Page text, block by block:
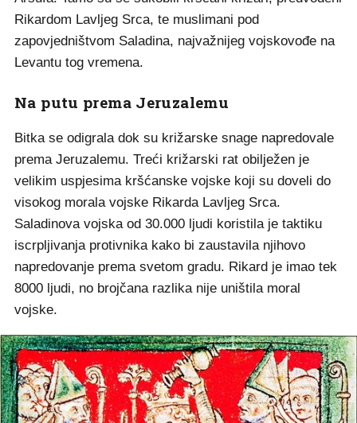
Rikardom Lavljeg Srca, te muslimani pod
zapovjedništvom Saladina, najvažnijeg vojskovođe na
Levantu tog vremena.
Na putu prema Jeruzalemu
Bitka se odigrala dok su križarske snage napredovale
prema Jeruzalemu. Treći križarski rat obilježen je
velikim uspjesima kršćanske vojske koji su doveli do
visokog morala vojske Rikarda Lavljeg Srca.
Saladinova vojska od 30.000 ljudi koristila je taktiku
iscrpljivanja protivnika kako bi zaustavila njihovo
napredovanje prema svetom gradu. Rikard je imao tek
8000 ljudi, no brojčana razlika nije uništila moral
vojske.